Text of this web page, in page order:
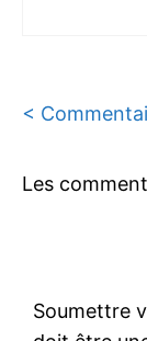
<
Les
Soumettre